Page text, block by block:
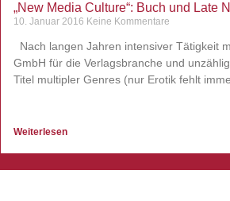
„New Media Culture“: Buch und Late
10. Januar 2016 Keine Kommentare
Nach langen Jahren intensiver Tätigkeit
GmbH für die Verlagsbranche und
Titel multipler Genres (nur Erotik fehlt
Weiterlesen